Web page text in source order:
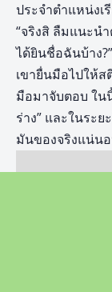
ประจำตำแหน่งเ
“จริงสิ ลืมแนะน
ได้ยินชื่อฉันบ้าง?”
เขายื่นมือไปให้ส
มือมาจับตอบ ใน
ร่าง” และในระ
มันของจริงแน่น